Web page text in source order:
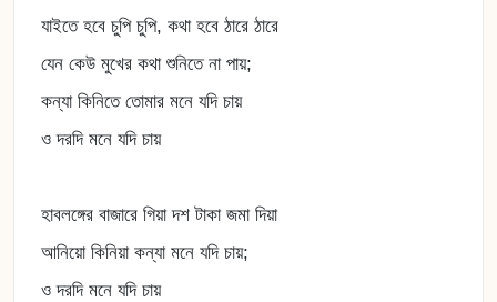
যাইতে হবে চুপি চুপি, কথা হবে ঠারে ঠারে
যেন কেউ মুখের কথা শুনিতে না পায়;
কন্যা কিনিতে তোমার মনে যদি চায়
ও দরদি মনে যদি চায়
হাবলঙ্গের বাজারে গিয়া দশ টাকা জমা দিয়া
আনিয়ো কিনিয়া কন্যা মনে যদি চায়;
ও দরদি মনে যদি চায়